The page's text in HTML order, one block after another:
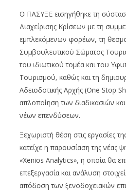
Ο ΠΑΣΥΞΕ εισηγήθηκε τη
Διαχείρισης Κρίσεων με τη
εμπλεκόμενων φορέων, τη
Συμβουλευτικού Σώματος
του ιδιωτικού τομέα και του
Τουρισμού, καθώς και τη
Αδειοδοτικής Αρχής (One Stop
απλοποίηση των διαδικασιών
νέων επενδύσεων.
Ξεχωριστή θέση στις εργασίες
κατείχε η παρουσίαση της νέας
«Xenios Analytics», η οποία θα
επεξεργασία και ανάλυση
απόδοση των ξενοδοχειακών